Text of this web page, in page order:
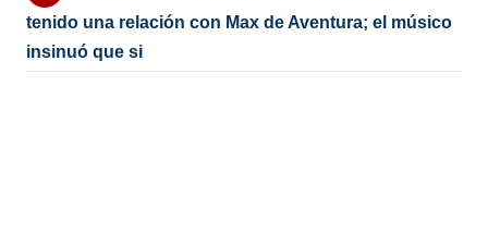
tenido una relación con Max de Aventura; el músico
insinuó que si